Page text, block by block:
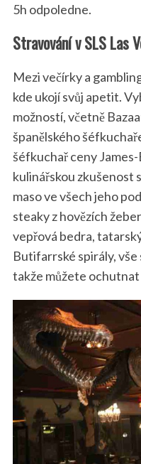
5h odpoledne.
Stravování v SLS Las
Mezi večírky a
kde ukojí svůj apetit.
možností, včetně
španělského
šéfkuchař ceny
kulinářskou zkušenost
maso ve všech jeho
steaky z hovězích
vepřová bedra,
Butifarrské spirály,
takže můžete ochutnat